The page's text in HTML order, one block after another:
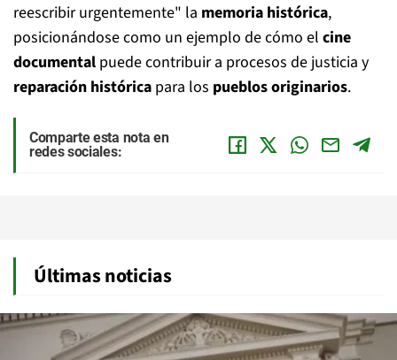
reescribir urgentemente" la memoria histórica,
posicionándose como un ejemplo de cómo el cine
documental puede contribuir a procesos de justicia y
reparación histórica para los pueblos originarios.
Comparte esta nota en
redes sociales:
Últimas noticias